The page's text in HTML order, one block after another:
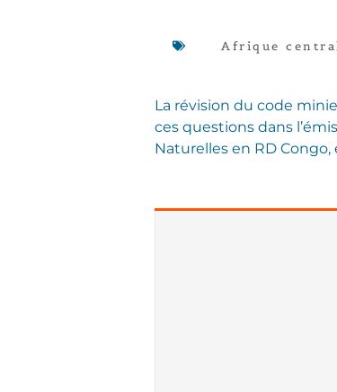
Afrique
La révision du code
ces questions dans
Naturelles en RD